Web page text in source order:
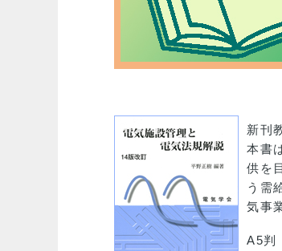
新刊
本書
供を
う需
気事
A5判